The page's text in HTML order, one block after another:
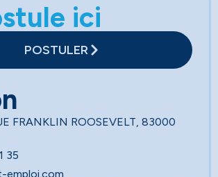
ici
POSTULER
FRANKLIN ROOSEVELT, 83000
35
emploi.com